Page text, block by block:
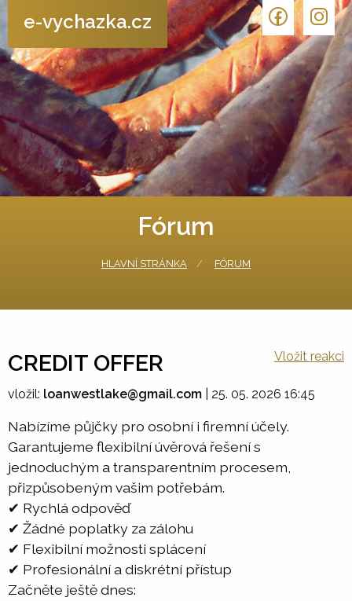
e-vychazka.cz
Fórum
HLAVNÍ STRÁNKA FÓRUM
CREDIT OFFER Vložit reakci
vložil: loanwestlake@gmail.com 25. 05. 2026 16:45
Nabízíme půjčky pro osobní i firemní účely.
Garantujeme flexibilní úvěrová řešení s
jednoduchým a transparentním procesem,
přizpůsobeným vašim potřebám.
✔ Rychlá odpověď
✔ Žádné poplatky za zálohu
✔ Flexibilní možnosti splácení
✔ Profesionální a diskrétní přístup
Začněte ještě dnes: